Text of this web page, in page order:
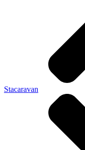
Stacaravan